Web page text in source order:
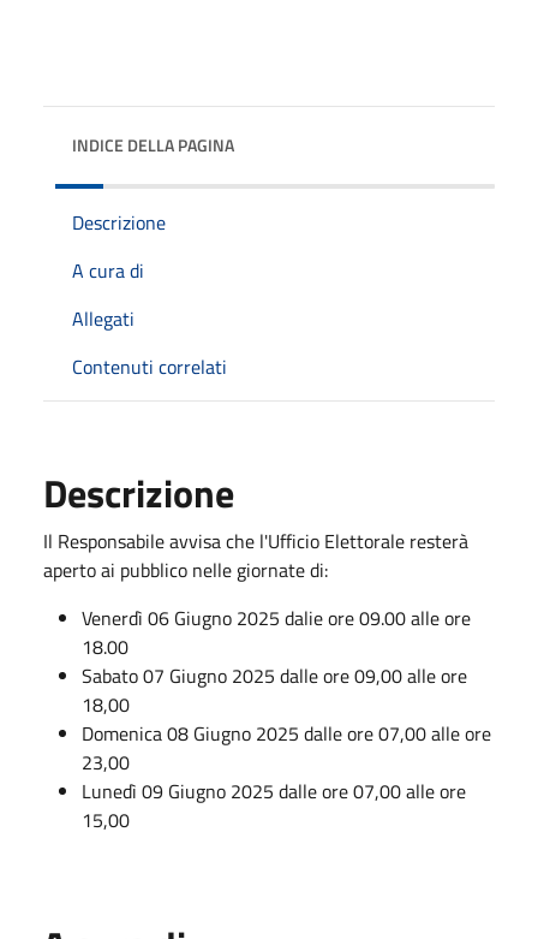
INDICE DELLA PAGINA
Descrizione
A cura di
Allegati
Contenuti correlati
Descrizione
Il Responsabile avvisa che l'Ufficio Elettorale resterà
aperto ai pubblico nelle giornate di:
Venerdì 06 Giugno 2025 dalie ore 09.00 alle ore
18.00
Sabato 07 Giugno 2025 dalle ore 09,00 alle ore
18,00
Domenica 08 Giugno 2025 dalle ore 07,00 alle ore
23,00
Lunedì 09 Giugno 2025 dalle ore 07,00 alle ore
15,00